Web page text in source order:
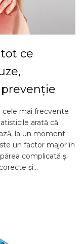
ce
cele mai frecvente
arată că
la un moment
un factor major în
complicată și
și...